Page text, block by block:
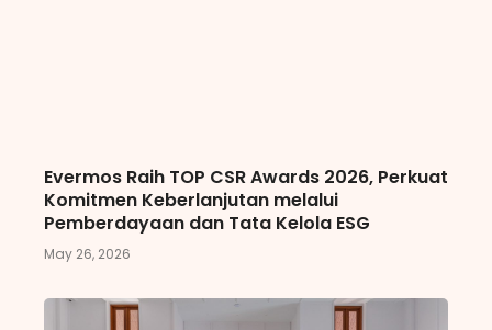
Evermos Raih TOP CSR Awards 2026, Perkuat
Komitmen Keberlanjutan melalui
Pemberdayaan dan Tata Kelola ESG
May 26, 2026